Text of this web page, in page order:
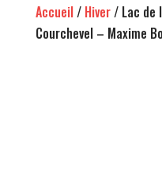
Accueil/ Hiver/ Lac de
Courchevel – Maxime